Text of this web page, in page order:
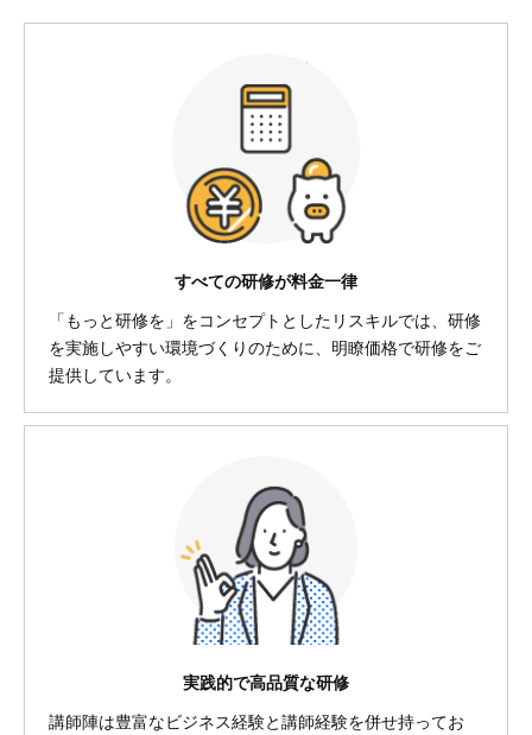
すべての研修が料金一律
「もっと研修を」をコンセプトとしたリスキルでは、研修
を実施しやすい環境づくりのために、明瞭価格で研修をご
提供しています。
実践的で高品質な研修
講師陣は豊富なビジネス経験と講師経験を併せ持ってお